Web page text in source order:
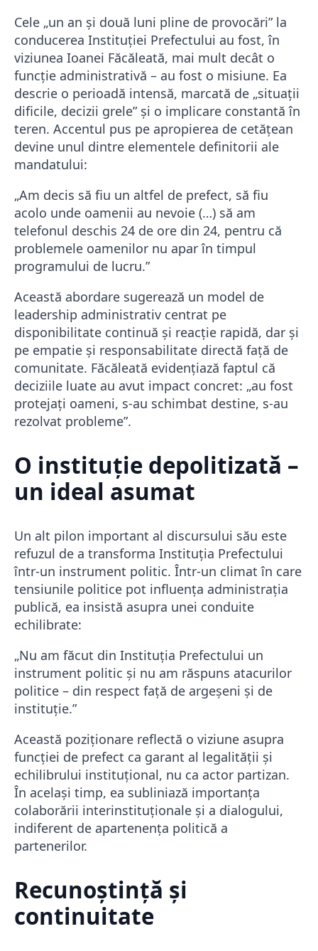
Cele „un an și două luni pline de provocări” la
conducerea Instituției Prefectului au fost, în
viziunea Ioanei Făcăleată, mai mult decât o
funcție administrativă – au fost o misiune. Ea
descrie o perioadă intensă, marcată de „situații
dificile, decizii grele” și o implicare constantă în
teren. Accentul pus pe apropierea de cetățean
devine unul dintre elementele definitorii ale
mandatului:
„Am decis să fiu un altfel de prefect, să fiu
acolo unde oamenii au nevoie (…) să am
telefonul deschis 24 de ore din 24, pentru că
problemele oamenilor nu apar în timpul
programului de lucru.”
Această abordare sugerează un model de
leadership administrativ centrat pe
disponibilitate continuă și reacție rapidă, dar și
pe empatie și responsabilitate directă față de
comunitate. Făcăleată evidențiază faptul că
deciziile luate au avut impact concret: „au fost
protejați oameni, s-au schimbat destine, s-au
rezolvat probleme”.
O instituție depolitizată –
un ideal asumat
Un alt pilon important al discursului său este
refuzul de a transforma Instituția Prefectului
într-un instrument politic. Într-un climat în care
tensiunile politice pot influența administrația
publică, ea insistă asupra unei conduite
echilibrate:
„Nu am făcut din Instituția Prefectului un
instrument politic și nu am răspuns atacurilor
politice – din respect față de argeșeni și de
instituție.”
Această poziționare reflectă o viziune asupra
funcției de prefect ca garant al legalității și
echilibrului instituțional, nu ca actor partizan.
În același timp, ea subliniază importanța
colaborării interinstituționale și a dialogului,
indiferent de apartenența politică a
partenerilor.
Recunoștință și
continuitate